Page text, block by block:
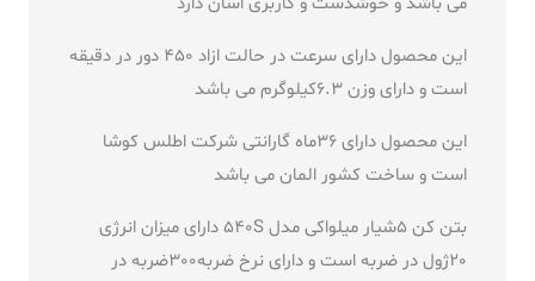
این محصول دارای سرعت در حالت ازاد 450 دور در دقیقه
است و دارای وزن 6.3کیلوگرم می باشد
این محصول دارای 36ماه گارانتی شرکت اطلس کوشا
است و ساخت کشور المان می باشد
بتن کن 5شیار میلواکی مدل 540S دارای میزان انرژی
20ژول در ضربه است و دارای نرخ ضربه300ضربه در